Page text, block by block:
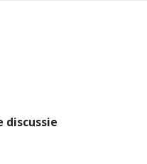
discussie